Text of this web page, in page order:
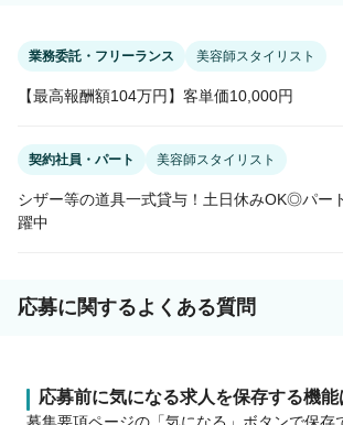
業務委託・フリーランス 美容師スタイリスト
【最高報酬額104万円】客単価10,000円
契約社員・パート 美容師スタイリスト
シザー等の道具一式貸与！土日休みOK◎パー
躍中
応募に関するよくある質問
応募前に気になる求人を保存する機能